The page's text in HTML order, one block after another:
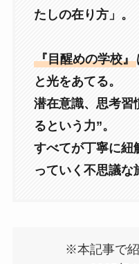
たしの在り方」。
『目醒めの学校』
と光をあてる。
潜在意識、思考習
るという力”。
すべてが丁寧に紐
っていく不思議な
※本記事で紹